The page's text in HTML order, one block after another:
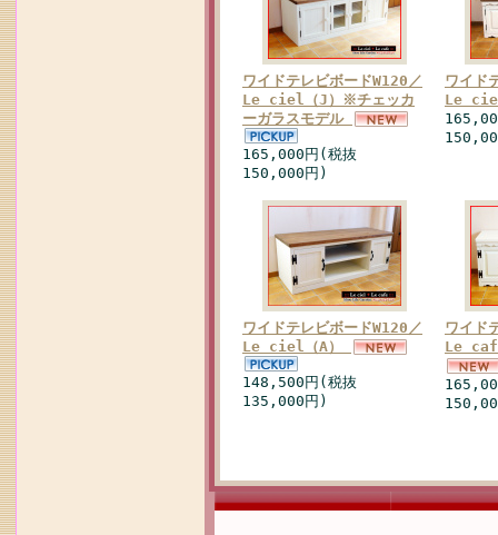
ワイドテレビボードW120／
Le ciel（J）※チェッカ
ーガラスモデル
165,000円(税抜
150,000円)
ワイド
Le
ワイドテレビボードW120／
Le ciel（A）
148,500円(税抜
135,000円)
ワイド
Le